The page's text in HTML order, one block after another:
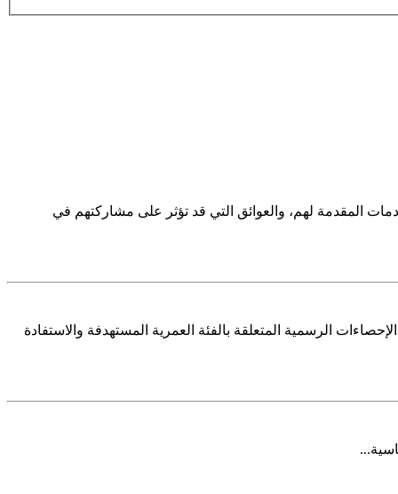
المقدمة لهم، والعوائق التي قد تؤثر على مشاركتهم في
الرسمية المتعلقة بالفئة العمرية المستهدفة والاستفادة